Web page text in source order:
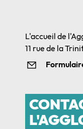
L'accueil de
11 rue de la